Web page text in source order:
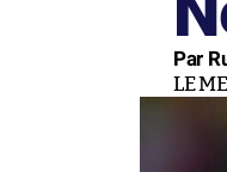
Par
LE